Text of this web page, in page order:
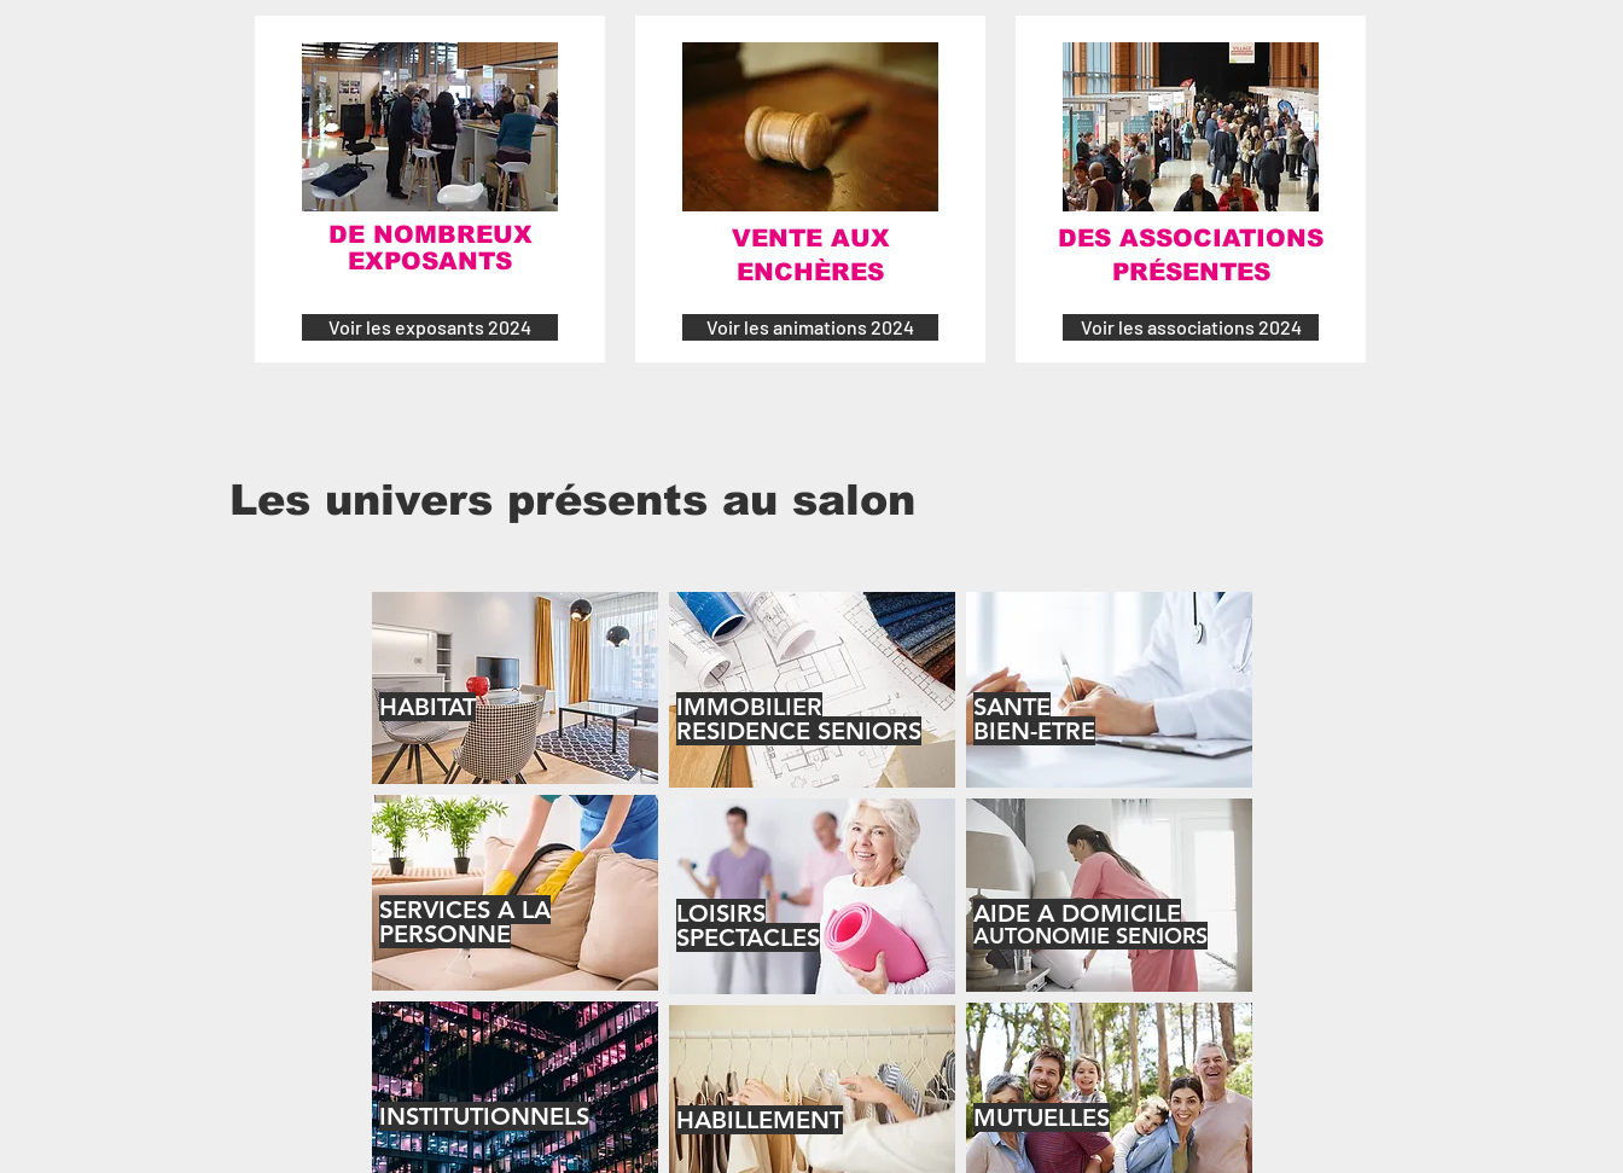
DE NOMBREUX
EXPOSANTS
Voir les exposants 2024
VENTE AUX
ENCHÈRES
Voir les animations 2024
DES ASSOCIATIONS
PRÉSENTES
Voir les associations 2024
Les univers présents au salon
HABITAT
SERVICES A LA
PERSONNE
INSTITUTIONNELS
IMMOBILIER
RESIDENCE SENIORS
LOISIRS
SPECTACLES
HABILLEMENT
SANTE
BIEN-ETRE
AIDE A DOMICILE
AUTONOMIE SENIORS
MUTUELLES